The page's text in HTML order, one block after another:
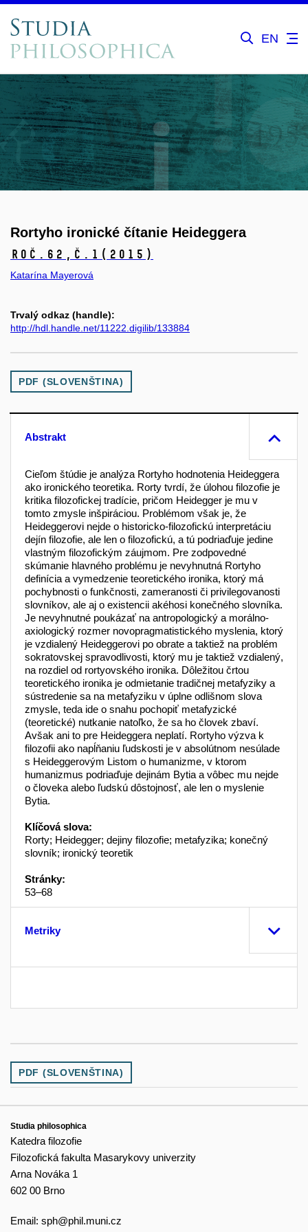
EN
Rortyho ironické čítanie Heideggera
Roč.62, č.1 (2015)
Katarína Mayerová
Trvalý odkaz (handle):
http://hdl.handle.net/11222.digilib/133884
PDF (SLOVENŠTINA)
Abstrakt
Cieľom štúdie je analýza Rortyho hodnotenia Heideggera
ako ironického teoretika. Rorty tvrdí, že úlohou filozofie je
kritika filozofickej tradície, pričom Heidegger je mu v
tomto zmysle inšpiráciou. Problémom však je, že
Heideggerovi nejde o historicko-filozofickú interpretáciu
dejín filozofie, ale len o filozofickú, a tú podriaďuje jedine
vlastným filozofickým záujmom. Pre zodpovedné
skúmanie hlavného problému je nevyhnutná Rortyho
definícia a vymedzenie teoretického ironika, ktorý má
pochybnosti o funkčnosti, zameranosti či privilegovanosti
slovníkov, ale aj o existencii akéhosi konečného slovníka.
Je nevyhnutné poukázať na antropologický a morálno-
axiologický rozmer novopragmatistického myslenia, ktorý
je vzdialený Heideggerovi po obrate a taktiež na problém
sokratovskej spravodlivosti, ktorý mu je taktiež vzdialený,
na rozdiel od rortyovského ironika. Dôležitou črtou
teoretického ironika je odmietanie tradičnej metafyziky a
sústredenie sa na metafyziku v úplne odlišnom slova
zmysle, teda ide o snahu pochopiť metafyzické
(teoretické) nutkanie natoľko, že sa ho človek zbaví.
Avšak ani to pre Heideggera neplatí. Rortyho výzva k
filozofii ako napĺňaniu ľudskosti je v absolútnom nesúlade
s Heideggerovým Listom o humanizme, v ktorom
humanizmus podriaďuje dejinám Bytia a vôbec mu nejde
o človeka alebo ľudskú dôstojnosť, ale len o myslenie
Bytia.
Klíčová slova:
Rorty; Heidegger; dejiny filozofie; metafyzika; konečný
slovník; ironický teoretik
Stránky:
53–68
Metriky
PDF (SLOVENŠTINA)
Studia philosophica
Katedra filozofie
Filozofická fakulta Masarykovy univerzity
Arna Nováka 1
602 00 Brno
Email: sph@phil.muni.cz